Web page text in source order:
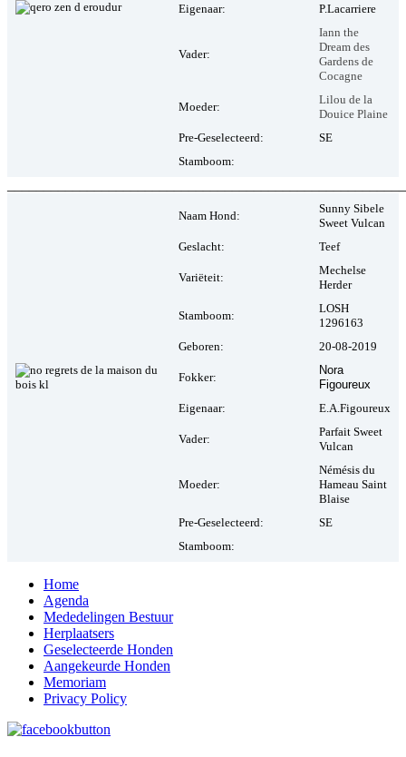
Eigenaar:
P.Lacarriere
Vader:
Iann the
Dream des
Gardens de
Cocagne
Moeder:
Lilou de la
Douice Plaine
Pre-Geselecteerd:
SE
Stamboom:
Naam Hond:
Sunny Sibele
Sweet Vulcan
Geslacht:
Teef
Variëteit:
Mechelse
Herder
Stamboom:
LOSH
1296163
Geboren:
20-08-2019
Fokker:
Nora
Figoureux
Eigenaar:
E.A.Figoureux
Vader:
Parfait Sweet
Vulcan
Moeder:
Némésis du
Hameau Saint
Blaise
Pre-Geselecteerd:
SE
Stamboom:
Home
Agenda
Mededelingen Bestuur
Herplaatsers
Geselecteerde Honden
Aangekeurde Honden
Memoriam
Privacy Policy